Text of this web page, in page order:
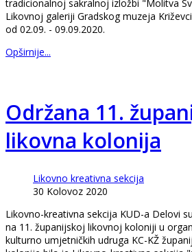
tradicionalnoj sakralnoj izložbi "Molitva
Likovnoj galeriji Gradskog muzeja
od 02.09. - 09.09.2020.
Opširnije...
Održana 11.
likovna kolonija
Likovno kreativna sekcija
30 Kolovoz 2020
Likovno-kreativna sekcija KUD-a Delovi
na 11. županijskoj likovnoj koloniji u
kulturno umjetničkih udruga KC-KŽ